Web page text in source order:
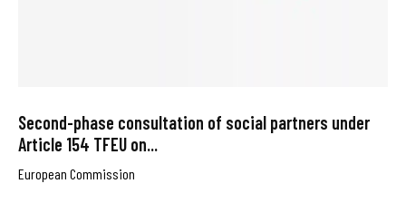
Second-phase consultation of social partners under
Article 154 TFEU on...
European Commission